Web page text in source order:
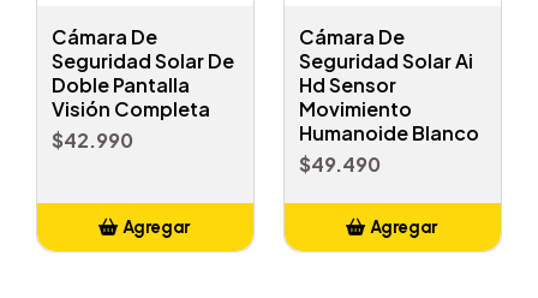
Cámara De
Seguridad Solar De
Doble Pantalla
Visión Completa
$42.990
Agregar
Cámara De
Seguridad Solar Ai
Hd Sensor
Movimiento
Humanoide Blanco
$49.490
Agregar